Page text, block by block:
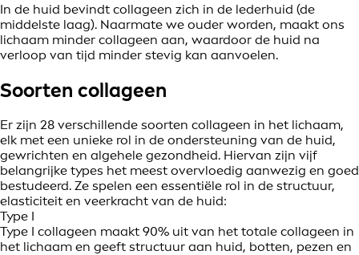
In de huid bevindt collageen zich in de lederhuid (de
middelste laag). Naarmate we ouder worden, maakt ons
lichaam minder collageen aan, waardoor de huid na
verloop van tijd minder stevig kan aanvoelen.
Soorten collageen
Er zijn 28 verschillende soorten collageen in het lichaam,
elk met een unieke rol in de ondersteuning van de huid,
gewrichten en algehele gezondheid. Hiervan zijn vijf
belangrijke types het meest overvloedig aanwezig en goed
bestudeerd. Ze spelen een essentiële rol in de structuur,
elasticiteit en veerkracht van de huid:
Type I
Type I collageen maakt 90% uit van het totale collageen in
het lichaam en geeft structuur aan huid, botten, pezen en